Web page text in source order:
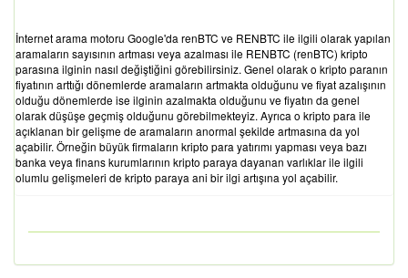
İnternet arama motoru Google'da renBTC ve RENBTC ile ilgili olarak yapılan
aramaların sayısının artması veya azalması ile RENBTC (renBTC) kripto
parasına ilginin nasıl değiştiğini görebilirsiniz. Genel olarak o kripto paranın
fiyatının arttığı dönemlerde aramaların artmakta olduğunu ve fiyat azalışının
olduğu dönemlerde ise ilginin azalmakta olduğunu ve fiyatın da genel
olarak düşüşe geçmiş olduğunu görebilmekteyiz. Ayrıca o kripto para ile
açıklanan bir gelişme de aramaların anormal şekilde artmasına da yol
açabilir. Örneğin büyük firmaların kripto para yatırımı yapması veya bazı
banka veya finans kurumlarının kripto paraya dayanan varlıklar ile ilgili
olumlu gelişmeleri de kripto paraya ani bir ilgi artışına yol açabilir.